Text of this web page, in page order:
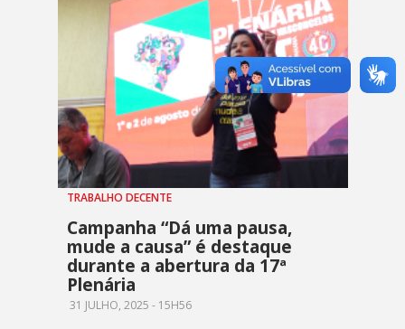
TRABALHO DECENTE
Campanha “Dá uma pausa,
mude a causa” é destaque
durante a abertura da 17ª
Plenária
31 JULHO, 2025 - 15H56